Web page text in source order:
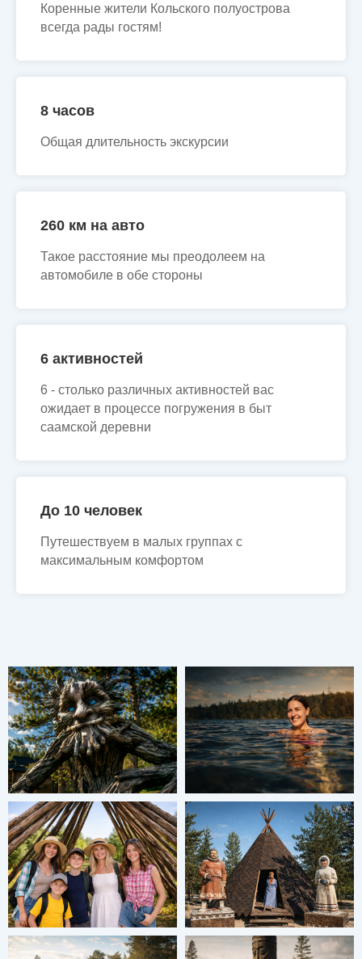
Коренные жители Кольского полуострова
всегда рады гостям!
8 часов
Общая длительность экскурсии
260 км на авто
Такое расстояние мы преодолеем на
автомобиле в обе стороны
6 активностей
6 - столько различных активностей вас
ожидает в процессе погружения в быт
саамской деревни
До 10 человек
Путешествуем в малых группах с
максимальным комфортом